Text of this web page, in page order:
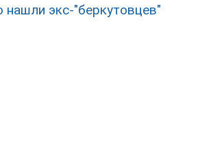
нашли экс-"беркутовцев"